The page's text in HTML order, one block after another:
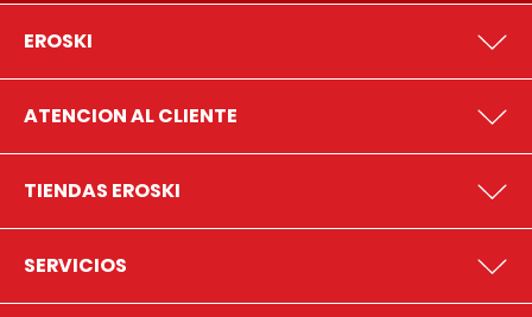
EROSKI
ATENCION AL CLIENTE
TIENDAS EROSKI
SERVICIOS